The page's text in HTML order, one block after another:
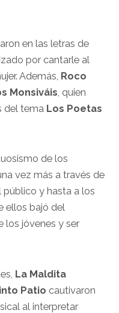
en las letras de
por cantarle al
Además, Roco
Monsiváis, quien
del tema Los Poetas
de los
vez más a través de
público y hasta a los
ellos bajó del
los jóvenes y ser
La Maldita
Patio cautivaron
al interpretar